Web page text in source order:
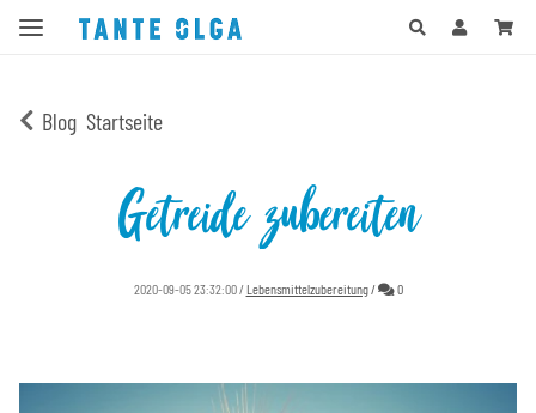
Blog Startseite
Getreide zubereiten
2020-09-05 23:32:00 /Lebensmittelzubereitung / Kommentare
0